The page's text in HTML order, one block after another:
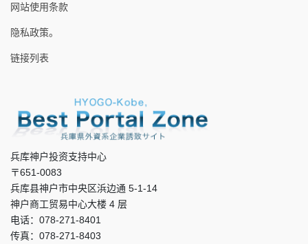
网站使用条款
隐私政策。
链接列表
兵库神户投资支持中心
〒651-0083
兵库县神户市中央区浜边通 5-1-14
神户商工贸易中心大楼 4 层
电话：078-271-8401
传真：078-271-8403